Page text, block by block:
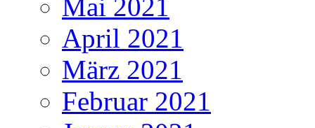
Mai 2021
April 2021
März 2021
Februar 2021